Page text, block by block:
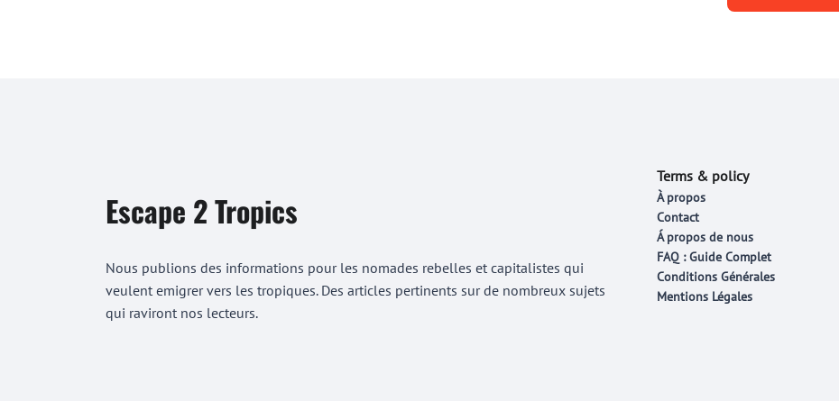
Escape 2 Tropics
Nous publions des informations pour les nomades rebelles et capitalistes qui
veulent emigrer vers les tropiques. Des articles pertinents sur de nombreux sujets
qui raviront nos lecteurs.
Terms & policy
À propos
Contact
Á propos de nous
FAQ : Guide Complet
Conditions Générales
Mentions Légales